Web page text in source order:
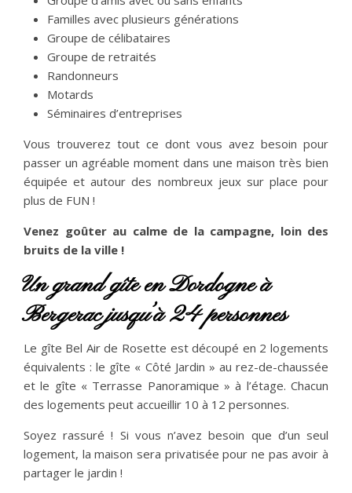
Familles avec plusieurs générations
Groupe de célibataires
Groupe de retraités
Randonneurs
Motards
Séminaires d’entreprises
Vous trouverez tout ce dont vous avez besoin pour
passer un agréable moment dans une maison très bien
équipée et autour des nombreux jeux sur place pour
plus de FUN !
Venez goûter au calme de la campagne, loin des
bruits de la ville !
Un grand gîte en Dordogne à
Bergerac jusqu’à 24 personnes
Le gîte Bel Air de Rosette est découpé en 2 logements
équivalents : le gîte « Côté Jardin » au rez-de-chaussée
et le gîte « Terrasse Panoramique » à l’étage. Chacun
des logements peut accueillir 10 à 12 personnes.
Soyez rassuré ! Si vous n’avez besoin que d’un seul
logement, la maison sera privatisée pour ne pas avoir à
partager le jardin !